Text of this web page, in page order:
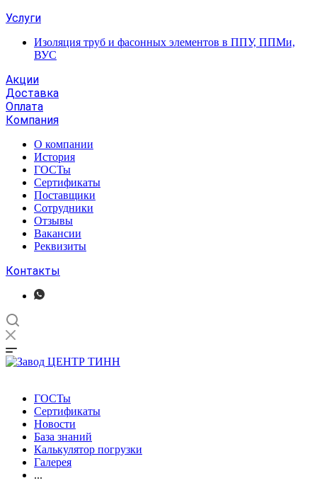
Услуги
Изоляция труб и фасонных элементов в ППУ, ППМи,
ВУС
Акции
Доставка
Оплата
Компания
О компании
История
ГОСТы
Сертификаты
Поставщики
Сотрудники
Отзывы
Вакансии
Реквизиты
Контакты
ГОСТы
Сертификаты
Новости
База знаний
Калькулятор погрузки
Галерея
...